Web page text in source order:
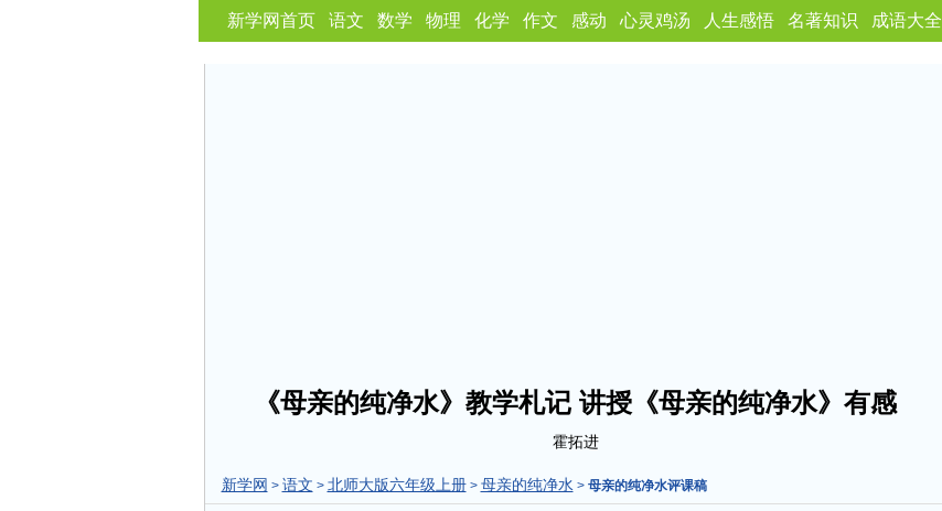
新学网首页 语文 数学 物理 化学 作文 感动 心灵鸡汤 人生感悟 名著知识 成语大全
《母亲的纯净水》教学札记 讲授《母亲的纯净水》有感
霍拓进
新学网 > 语文 > 北师大版六年级上册> 母亲的纯净水> 母亲的纯净水评课稿